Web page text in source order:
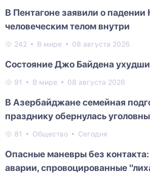
В Пентагоне заявили о
человеческим телом внутри
242 В мире 08 августа 2026
Состояние Джо Байдена
91 В мире 08 августа 2026
В Азербайджане семейная
празднику обернулась
81 Общество Сегодня
Опасные маневры без контакта:
аварии, спровоцированные